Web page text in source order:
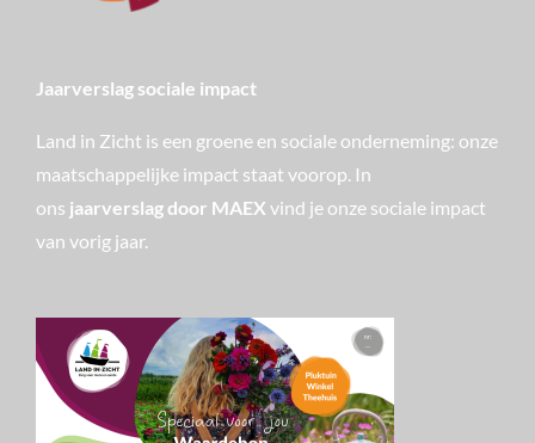
Jaarverslag sociale impact
Land in Zicht is een groene en sociale onderneming: onze
maatschappelijke impact staat voorop. In
ons jaarverslag door MAEX vind je onze sociale impact
van vorig jaar.